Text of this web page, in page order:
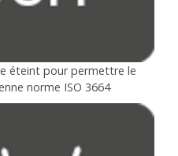
éteint pour permettre le
norme ISO 3664